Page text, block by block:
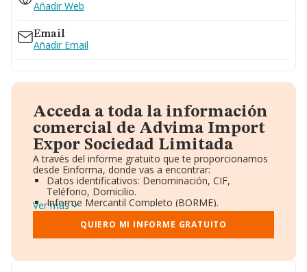
Añadir Web
Email
Añadir Email
Acceda a toda la información
comercial de Advima Import
Expor Sociedad Limitada
A través del informe gratuito que te proporcionamos
desde Einforma, donde vas a encontrar:
Datos identificativos: Denominación, CIF,
Teléfono, Domicilio.
Informe Mercantil Completo (BORME).
Gráficos de Evolución Ventas y Empleados.
Consejo de Administración y Administradores.
Directivos y Ejecutivos.
Ver más
QUIERO MI INFORME GRATUITO